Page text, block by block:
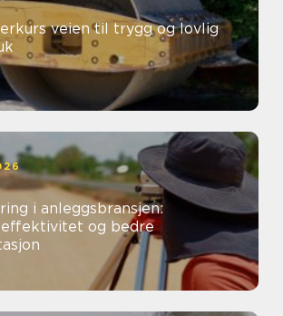
trygg og lovlig
i anleggsbransjen:
effektivitet og bedre